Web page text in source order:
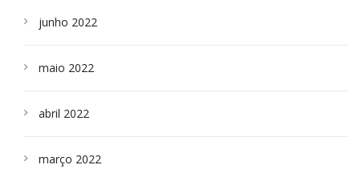
junho 2022
maio 2022
abril 2022
março 2022